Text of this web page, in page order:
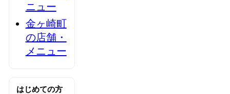
ニュー
金ヶ崎町
の店舗・
メニュー
はじめての方